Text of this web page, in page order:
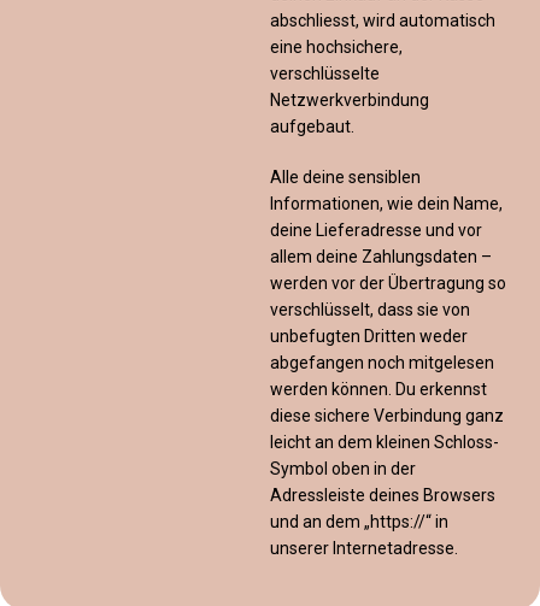
abschliesst, wird automatisch
eine hochsichere,
verschlüsselte
Netzwerkverbindung
aufgebaut.
Alle deine sensiblen
Informationen, wie dein Name,
deine Lieferadresse und vor
allem deine Zahlungsdaten –
werden vor der Übertragung so
verschlüsselt, dass sie von
unbefugten Dritten weder
abgefangen noch mitgelesen
werden können. Du erkennst
diese sichere Verbindung ganz
leicht an dem kleinen Schloss-
Symbol oben in der
Adressleiste deines Browsers
und an dem „https://“ in
unserer Internetadresse.